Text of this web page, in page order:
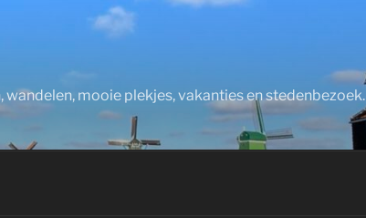
mooie plekjes, vakanties en stedenbezoek.